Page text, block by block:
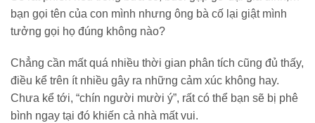
bạn gọi tên của con mình nhưng ông bà cố lại giật mình
tưởng gọi họ đúng không nào?
Chẳng cần mất quá nhiều thời gian phân tích cũng đủ thấy,
điều kể trên ít nhiều gây ra những cảm xúc không hay.
Chưa kể tới, “chín người mười ý”, rất có thể bạn sẽ bị phê
bình ngay tại đó khiến cả nhà mất vui.